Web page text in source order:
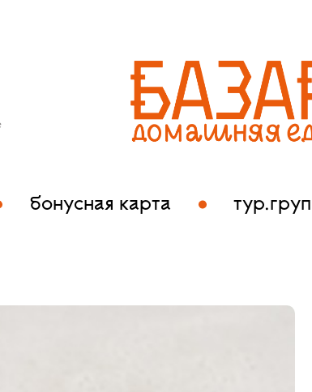
бонусная карта